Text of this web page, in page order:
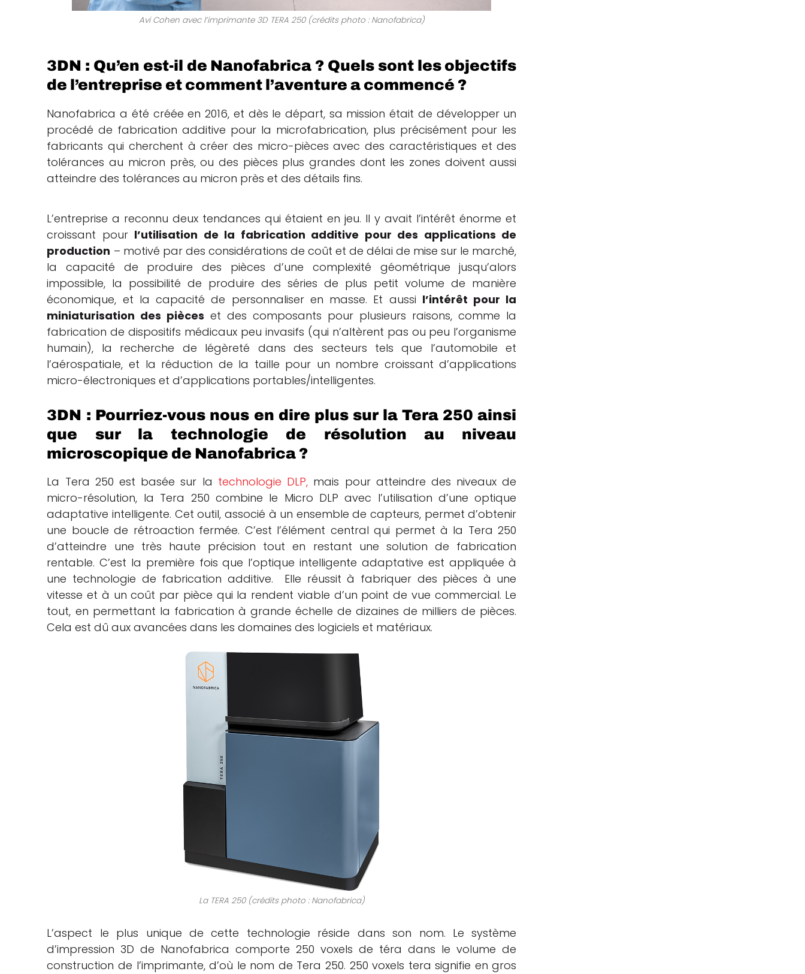
Avi Cohen avec l’imprimante 3D TERA 250 (crédits photo : Nanofabrica)
3DN : Qu’en est-il de Nanofabrica ? Quels sont les objectifs
de l’entreprise et comment l’aventure a commencé ?
Nanofabrica a été créée en 2016, et dès le départ, sa mission était de développer un
procédé de fabrication additive pour la microfabrication, plus précisément pour les
fabricants qui cherchent à créer des micro-pièces avec des caractéristiques et des
tolérances au micron près, ou des pièces plus grandes dont les zones doivent aussi
atteindre des tolérances au micron près et des détails fins.
L’entreprise a reconnu deux tendances qui étaient en jeu. Il y avait l’intérêt énorme et
croissant pour l’utilisation de la fabrication additive pour des applications de
production – motivé par des considérations de coût et de délai de mise sur le marché,
la capacité de produire des pièces d’une complexité géométrique jusqu’alors
impossible, la possibilité de produire des séries de plus petit volume de manière
économique, et la capacité de personnaliser en masse. Et aussi l’intérêt pour la
miniaturisation des pièces et des composants pour plusieurs raisons, comme la
fabrication de dispositifs médicaux peu invasifs (qui n’altèrent pas ou peu l’organisme
humain), la recherche de légèreté dans des secteurs tels que l’automobile et
l’aérospatiale, et la réduction de la taille pour un nombre croissant d’applications
micro-électroniques et d’applications portables/intelligentes.
3DN : Pourriez-vous nous en dire plus sur la Tera 250 ainsi
que sur la technologie de résolution au niveau
microscopique de Nanofabrica ?
La Tera 250 est basée sur la technologie DLP, mais pour atteindre des niveaux de
micro-résolution, la Tera 250 combine le Micro DLP avec l’utilisation d’une optique
adaptative intelligente. Cet outil, associé à un ensemble de capteurs, permet d’obtenir
une boucle de rétroaction fermée. C’est l’élément central qui permet à la Tera 250
d’atteindre une très haute précision tout en restant une solution de fabrication
rentable. C’est la première fois que l’optique intelligente adaptative est appliquée à
une technologie de fabrication additive.
Elle réussit à fabriquer des pièces à une
vitesse et à un coût par pièce qui la rendent viable d’un point de vue commercial. Le
tout, en permettant la fabrication à grande échelle de dizaines de milliers de pièces.
Cela est dû aux avancées dans les domaines des logiciels et matériaux.
La TERA 250 (crédits photo : Nanofabrica)
L’aspect le plus unique de cette technologie réside dans son nom. Le système
d’impression 3D de Nanofabrica comporte 250 voxels de téra dans le volume de
construction de l’imprimante, d’où le nom de Tera 250. 250 voxels tera signifie en gros